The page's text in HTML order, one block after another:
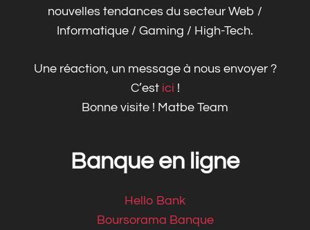
nouvelles tendances du secteur Web /
Informatique / Gaming / High-Tech.
Une réaction, un message à nous envoyer ?
C’est ici !
Bonne visite ! Matbe Team
Banque en ligne
Hello Bank
Boursorama Banque